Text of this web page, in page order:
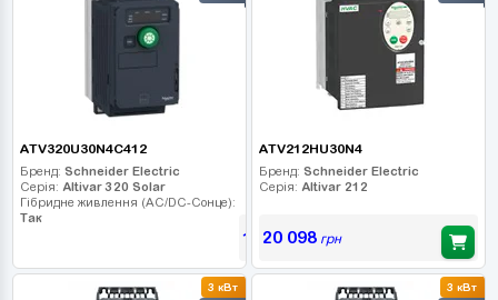
ATV320U30N4C412
Бренд: Schneider Electric
Серія: Altivar 320 Solar
Гібридне живлення (AC/DC-Сонце):
Так
19 950грн
ATV212HU30N4
Бренд: Schneider Electric
Серія: Altivar 212
20 098грн
3 кВт
3 кВт